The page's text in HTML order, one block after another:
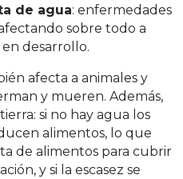
de agua: enfermedades
sobre todo a
en desarrollo.
afecta a animales y
y mueren. Además,
si no hay agua los
alimentos, lo que
de alimentos para cubrir
y si la escasez se